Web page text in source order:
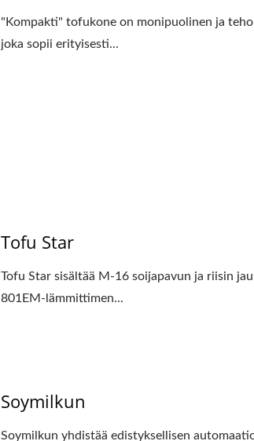
"Kompakti" tofukone on monipuolinen ja
joka sopii erityisesti...
Tofu Star
Tofu Star sisältää M-16 soijapavun ja riisin
801EM-lämmittimen...
Soymilkun
Soymilkun yhdistää edistyksellisen